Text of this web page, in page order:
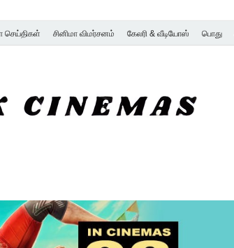
செய்திகள் சினிமா விமர்சனம் கேலரி & வீடியோஸ் பொது